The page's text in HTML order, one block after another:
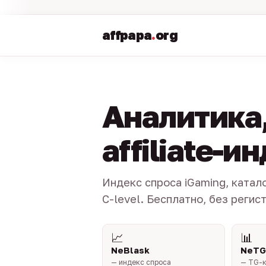
affpapa.org
affiliate-
Индекс спроса iGaming,
C-level. Бесплатно, без
📈
NeBlask
— индекс спроса
📊
— TG-